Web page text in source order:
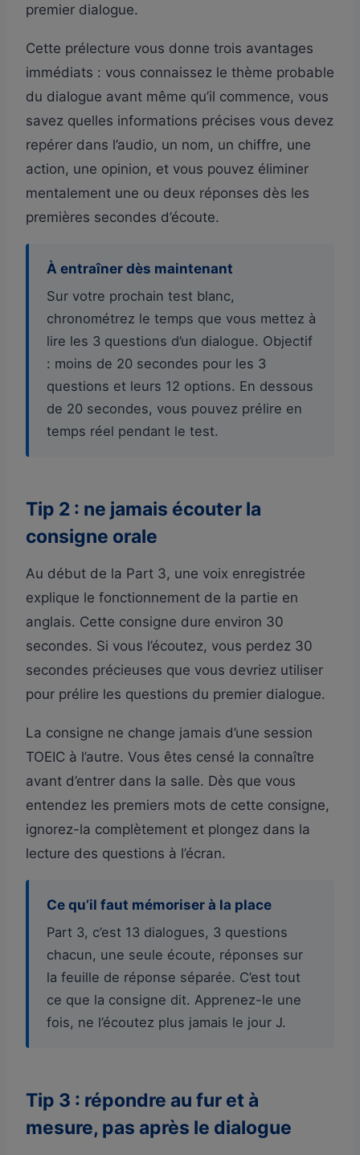
premier dialogue.
Cette prélecture vous donne trois avantages
immédiats : vous connaissez le thème probable
du dialogue avant même qu’il commence, vous
savez quelles informations précises vous devez
repérer dans l’audio, un nom, un chiffre, une
action, une opinion, et vous pouvez éliminer
mentalement une ou deux réponses dès les
premières secondes d’écoute.
À entraîner dès maintenant
Sur votre prochain test blanc,
chronométrez le temps que vous mettez à
lire les 3 questions d’un dialogue. Objectif
: moins de 20 secondes pour les 3
questions et leurs 12 options. En dessous
de 20 secondes, vous pouvez prélire en
temps réel pendant le test.
Tip 2 : ne jamais écouter la
consigne orale
Au début de la Part 3, une voix enregistrée
explique le fonctionnement de la partie en
anglais. Cette consigne dure environ 30
secondes. Si vous l’écoutez, vous perdez 30
secondes précieuses que vous devriez utiliser
pour prélire les questions du premier dialogue.
La consigne ne change jamais d’une session
TOEIC à l’autre. Vous êtes censé la connaître
avant d’entrer dans la salle. Dès que vous
entendez les premiers mots de cette consigne,
ignorez-la complètement et plongez dans la
lecture des questions à l’écran.
Ce qu’il faut mémoriser à la place
Part 3, c’est 13 dialogues, 3 questions
chacun, une seule écoute, réponses sur
la feuille de réponse séparée. C’est tout
ce que la consigne dit. Apprenez-le une
fois, ne l’écoutez plus jamais le jour J.
Tip 3 : répondre au fur et à
mesure, pas après le dialogue